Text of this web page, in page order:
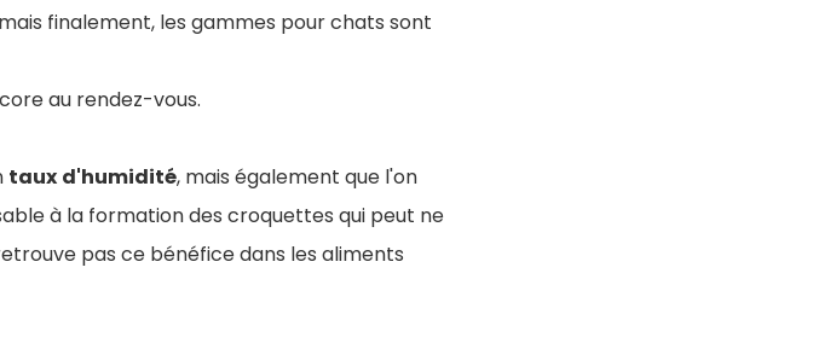
finalement, les gammes pour chats sont
au rendez-vous.
taux d'humidité, mais également que l'on
à la formation des croquettes qui peut ne
pas ce bénéfice dans les aliments